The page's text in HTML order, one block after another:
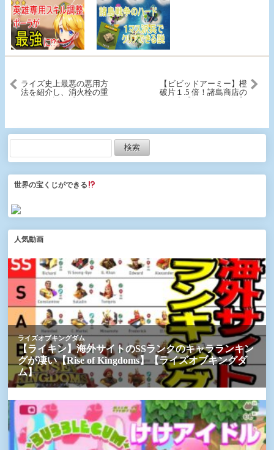
ライズ史上最悪の悪用方
法を紹介し、消火栓の重
【ビビッドアーミー】橙
破片１.5 倍！諸島商店の
世界の宝くじができる
人気動画